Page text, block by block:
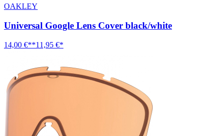
OAKLEY
Universal Google Lens Cover black/white
14,00 €**11,95 €*